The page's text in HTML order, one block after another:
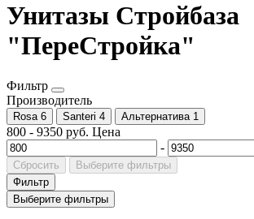
Унитазы Стройбаза
"ПереСтройка"
Фильтр
Производитель
Rosa 6 Santeri 4 Альтернатива 1
800 - 9350 руб. Цена
-
Сбросить
Выберите фильтры
Фильтр
Выберите фильтры